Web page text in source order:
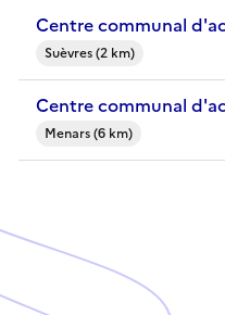
Centre communal
Suèvres (2 km)
Centre communal
Menars (6 km)